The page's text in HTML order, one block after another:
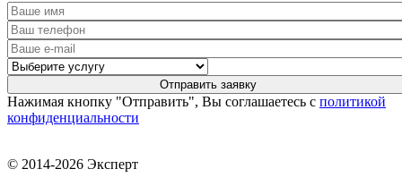
Нажимая кнопку "Отправить", Вы соглашаетесь с политикой
конфиденциальности
© 2014-2026 Эксперт